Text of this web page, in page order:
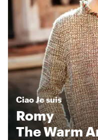
CiaoJe suis
Romy
The Warm